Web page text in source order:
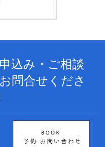
込み・ご相談
問合せくださ